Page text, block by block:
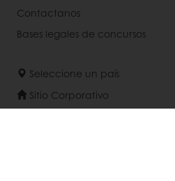
Contactanos
Bases legales de concursos
Seleccione un país
Sitio Corporativo